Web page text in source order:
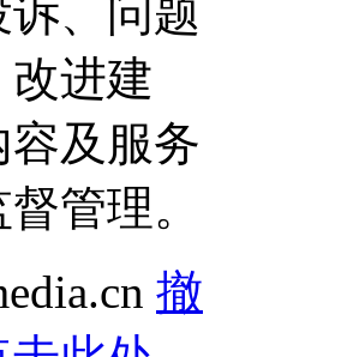
、问题
改进建
及服务
管理。
撤